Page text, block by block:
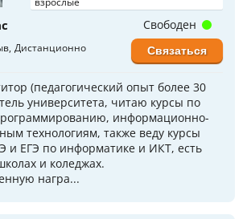
Дистанционно
(педагогический опыт более 30
университета, читаю курсы по
информационно-
технологиям, также веду курсы
и ЕГЭ по информатике и ИКТ, есть
и коледжах.
награ...
Свободен
Связаться